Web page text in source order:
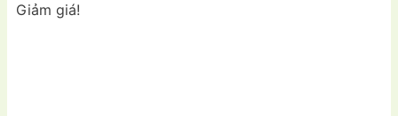
Giảm giá!